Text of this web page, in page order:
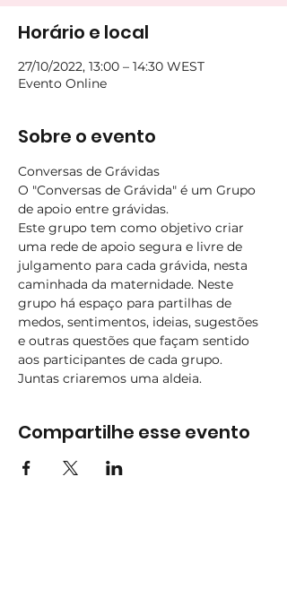
Horário e local
27/10/2022, 13:00 – 14:30 WEST
Evento Online
Sobre o evento
Conversas de Grávidas
O "Conversas de Grávida" é um Grupo
de apoio entre grávidas.
Este grupo tem como objetivo criar
uma rede de apoio segura e livre de
julgamento para cada grávida, nesta
caminhada da maternidade. Neste
grupo há espaço para partilhas de
medos, sentimentos, ideias, sugestões
e outras questões que façam sentido
aos participantes de cada grupo.
Juntas criaremos uma aldeia.
Compartilhe esse evento